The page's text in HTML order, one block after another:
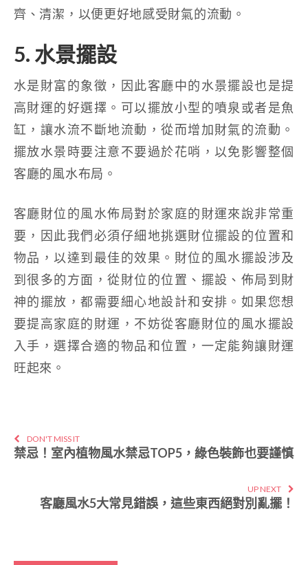
齊、清潔，以便更好地感受財氣的流動。
5. 水景擺設
水是財富的象徵，因此客廳中的水景擺設也是提
高財運的好選擇。可以擺放小型的噴泉或者是魚
缸，讓水流不斷地流動，從而增加財氣的流動。
擺放水景時要注意不要過於花哨，以免影響整個
客廳的風水布局。
客廳財位的風水佈局對於家庭的財運來說非常重
要，因此我們必須仔細地挑選財位擺設的位置和
物品，以達到最佳的效果。財位的風水擺設涉及
到很多的方面，從財位的位置、擺設、佈局到財
神的擺放，都需要細心地設計和安排。如果您想
要提高家庭的財運，不妨從客廳財位的風水擺設
入手，選擇合適的物品和位置，一定能夠讓財運
旺起來。
DON'T MISS IT
禁忌！室內植物風水禁忌TOP5，綠色裝飾也要謹慎
UP NEXT
客廳風水5大常見錯誤，這些東西絕對別亂擺！